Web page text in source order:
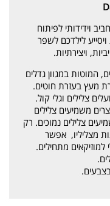
וידידותי לפיתוח
לילדכם לשפר
ויצירתיות.
המוטות במגוון גדלים
מעץ בעזרת חוטים.
צלילים וגלי קול.
משמיעים צלילים
צלילים נמוכים. רק
מצליליו, אפשר
מתחילים.